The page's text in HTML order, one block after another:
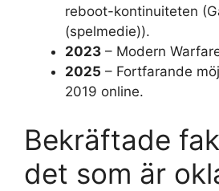
reboot-kontinuiteten
(spelmedie)).
2023 – Modern
2025 – Fortfarande
2019 online.
Bekräftade
det som är